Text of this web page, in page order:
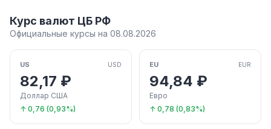
Курс валют ЦБ РФ
Официальные курсы на 08.08.2026
US USD
82,17 ₽
Доллар США
↑ 0,76 (0,93%)
EU EUR
94,84 ₽
Евро
↑ 0,78 (0,83%)